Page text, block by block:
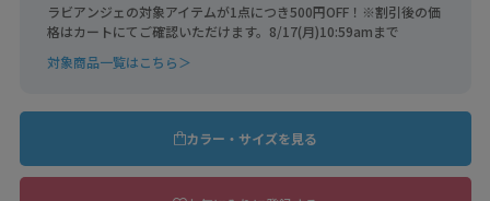
ラビアンジェの対象アイテムが1点につき500円OFF！※割引後の価
格はカートにてご確認いただけます。8/17(月)10:59amまで
対象商品一覧はこちら＞
カラー・サイズを見る